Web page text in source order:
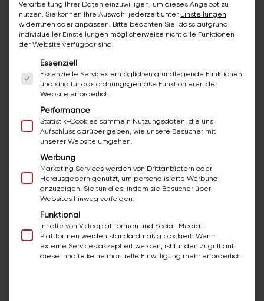
Kunden und Kollegen gleichermaßen klar zu
kommunizieren
Deine Vorteile als Mitarbeiter
von bazuba
Du bekommst ein Gehalt AB € 3.500 Brutto /
Monat (je nach Qualifikation)
Du arbeitest mit Profi-Werkzeug von Bosch
Professional, Festool, etc.
Du trägst qualitative Arbeitskleidung von
Engelbert Strauss, Würth, etc.
Du wirst direkt von bazuba angestellt und nicht
bei einer Personalfirma
Verarbeitung Ihrer Daten einzuwilligen, um dieses Angebot zu
nutzen. Sie können Ihre Auswahl jederzeit unter Einstellungen
widerrufen oder anpassen. Bitte beachten Sie, dass aufgrund
individueller Einstellungen möglicherweise nicht alle Funktionen
der Website verfügbar sind.
Es folgt eine Liste der Service-Gruppen, für die
Essenziell
Essenzielle Services ermöglichen grundlegende Funktionen
und sind für das ordnungsgemäße Funktionieren der
Website erforderlich.
Performance
Statistik-Cookies sammeln Nutzungsdaten, die uns
Aufschluss darüber geben, wie unsere Besucher mit
unserer Website umgehen.
Werbung
Marketing Services werden von Drittanbietern oder
Herausgebern genutzt, um personalisierte Werbung
anzuzeigen. Sie tun dies, indem sie Besucher über
Websites hinweg verfolgen.
Funktional
Inhalte von Videoplattformen und Social-Media-
Plattformen werden standardmäßig blockiert. Wenn
externe Services akzeptiert werden, ist für den Zugriff auf
diese Inhalte keine manuelle Einwilligung mehr erforderlich.